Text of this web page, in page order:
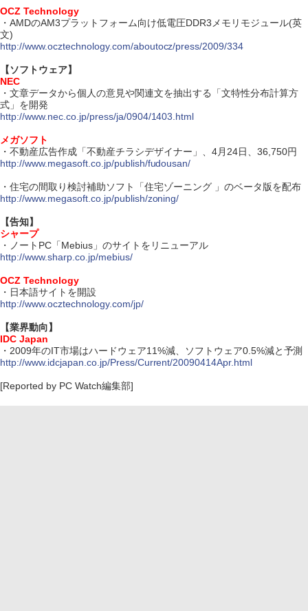
OCZ Technology
・AMDのAM3プラットフォーム向け低電圧DDR3メモリモジュール(英
文)
http://www.ocztechnology.com/aboutocz/press/2009/334
【ソフトウェア】
NEC
・文章データから個人の意見や関連文を抽出する「文特性分布計算方
式」を開発
http://www.nec.co.jp/press/ja/0904/1403.html
メガソフト
・不動産広告作成「不動産チラシデザイナー」、4月24日、36,750円
http://www.megasoft.co.jp/publish/fudousan/
・住宅の間取り検討補助ソフト「住宅ゾーニング 」のベータ版を配布
http://www.megasoft.co.jp/publish/zoning/
【告知】
シャープ
・ノートPC「Mebius」のサイトをリニューアル
http://www.sharp.co.jp/mebius/
OCZ Technology
・日本語サイトを開設
http://www.ocztechnology.com/jp/
【業界動向】
IDC Japan
・2009年のIT市場はハードウェア11%減、ソフトウェア0.5%減と予測
http://www.idcjapan.co.jp/Press/Current/20090414Apr.html
[Reported by PC Watch編集部]